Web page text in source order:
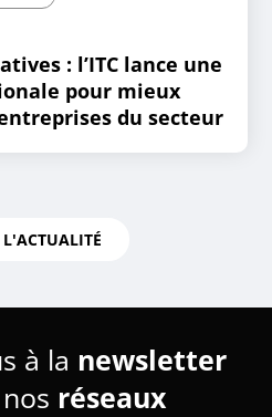
: l’ITC lance une
pour mieux
du secteur
à la newsletter
réseaux